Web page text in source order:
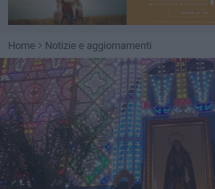
Home Notizie e aggiornamenti